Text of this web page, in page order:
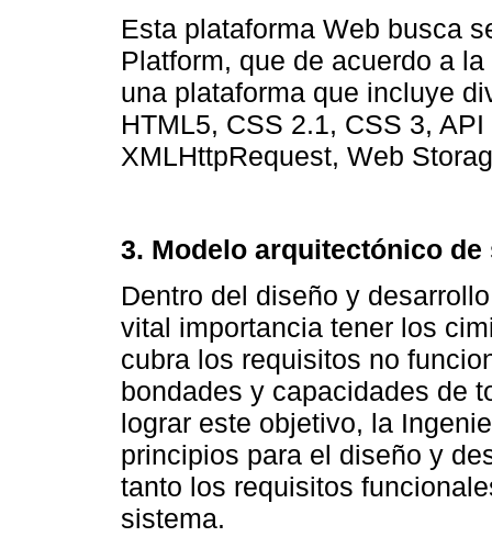
Esta plataforma Web busca
Platform, que de acuerdo a
una plataforma que incluye
HTML5, CSS 2.1, CSS 3,
XMLHttpRequest, Web
3. Modelo arquitectónico de
Dentro del diseño y
vital importancia tener los
cubra los requisitos no
bondades y capacidades de
lograr este objetivo, la
principios para el diseño y
tanto los requisitos
sistema.